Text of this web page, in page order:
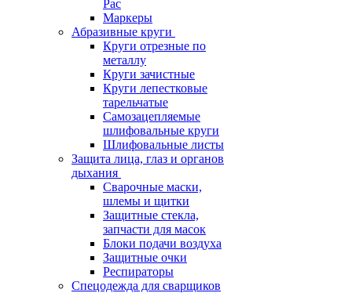
Pac
Маркеры
Абразивные круги
Круги отрезные по
металлу
Круги зачистные
Круги лепестковые
тарельчатые
Самозацепляемые
шлифовальные круги
Шлифовальные листы
Защита лица, глаз и органов
дыхания
Сварочные маски,
шлемы и щитки
Защитные стекла,
запчасти для масок
Блоки подачи воздуха
Защитные очки
Респираторы
Спецодежда для сварщиков